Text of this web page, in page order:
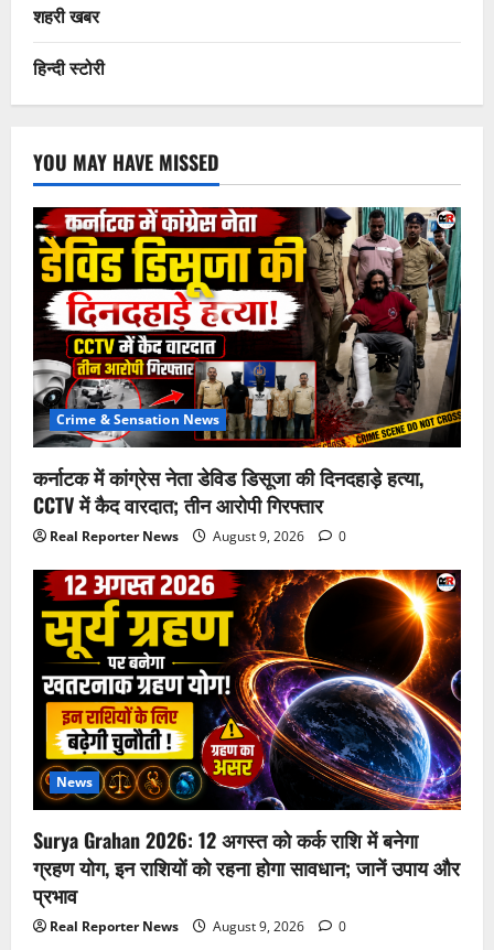
शहरी खबर
हिन्दी स्टोरी
YOU MAY HAVE MISSED
Crime & Sensation News
कर्नाटक में कांग्रेस नेता डेविड डिसूजा की दिनदहाड़े हत्या,
CCTV में कैद वारदात; तीन आरोपी गिरफ्तार
Real Reporter News August 9, 2026 0
News
Surya Grahan 2026: 12 अगस्त को कर्क राशि में बनेगा
ग्रहण योग, इन राशियों को रहना होगा सावधान; जानें उपाय और
प्रभाव
Real Reporter News August 9, 2026 0